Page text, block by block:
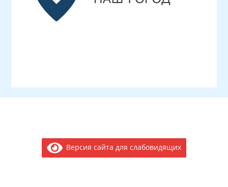
Версия сайта для слабовидящих